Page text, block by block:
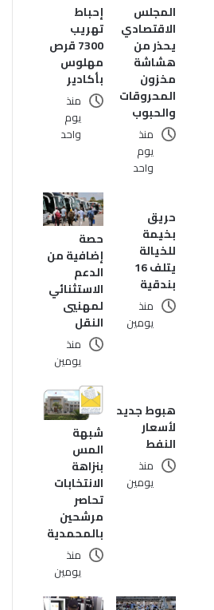
المجلس
الاقتصادي
يحذر من
هشاشة
مخزون
المحروقات
والحبوب
منذ
يوم
واحد
إحباط
تهريب
7300 قرص
مهلوس
بأكادير
منذ
يوم
واحد
حريق
بخيمة
للخيالة
يتلف 16
بندقية
منذ
يومين
حصة
إضافية من
الدعم
الاستثنائي
لمهنيي
النقل
منذ
يومين
هبوط جديد
لأسعار
النفط
منذ
يومين
شبهة
المس
بنزاهة
الانتخابات
تحاصر
مرشحين
بالمحمدية
منذ
يومين